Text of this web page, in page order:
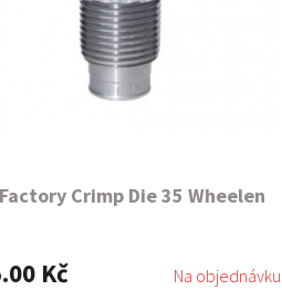
Crimp Die 35 Wheelen
Kč Na objednávku